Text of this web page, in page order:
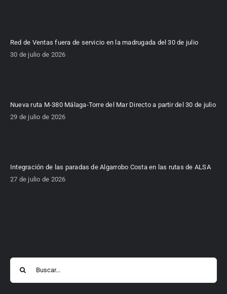
Red de Ventas fuera de servicio en la madrugada del 30 de julio
30 de julio de 2026
Nueva ruta M-380 Málaga-Torre del Mar Directo a partir del 30 de julio
29 de julio de 2026
Integración de las paradas de Algarrobo Costa en las rutas de ALSA
27 de julio de 2026